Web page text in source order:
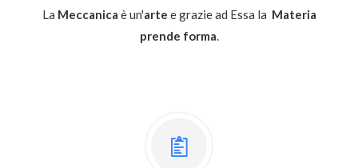
La Meccanica è un'arte e grazie ad Essa la Materia
prende forma.